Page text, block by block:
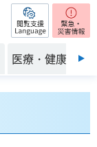
閲覧支援
医療・健康・福